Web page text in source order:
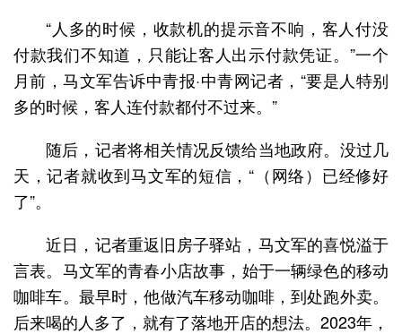
“人多的时候，收款机的提示音不响，客人付没
付款我们不知道，只能让客人出示付款凭证。”一个
月前，马文军告诉中青报·中青网记者，“要是人特别
多的时候，客人连付款都付不过来。”
随后，记者将相关情况反馈给当地政府。没过几
天，记者就收到马文军的短信，“（网络）已经修好
了”。
近日，记者重返旧房子驿站，马文军的喜悦溢于
言表。马文军的青春小店故事，始于一辆绿色的移动
咖啡车。最早时，他做汽车移动咖啡，到处跑外卖。
后来喝的人多了，就有了落地开店的想法。2023年，